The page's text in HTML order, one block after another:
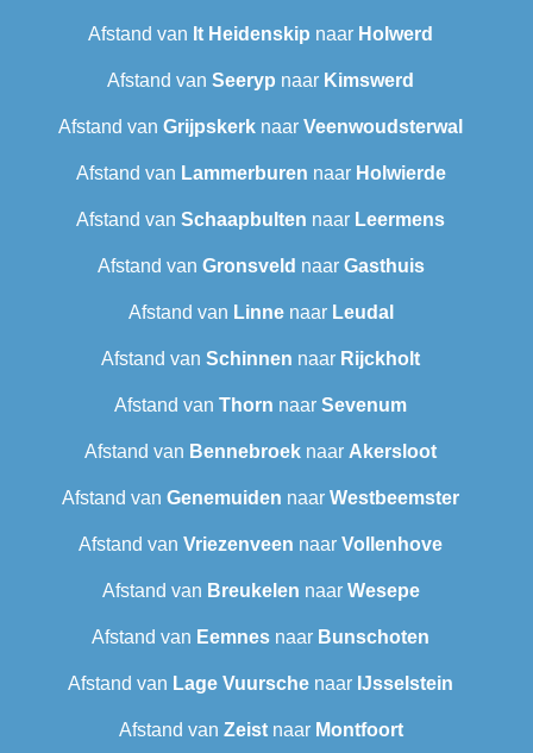
Afstand van It Heidenskip naar Holwerd
Afstand van Seeryp naar Kimswerd
Afstand van Grijpskerk naar Veenwoudsterwal
Afstand van Lammerburen naar Holwierde
Afstand van Schaapbulten naar Leermens
Afstand van Gronsveld naar Gasthuis
Afstand van Linnenaar Leudal‎
Afstand van Schinnen naar Rijckholt
Afstand van Thorn naar Sevenum
Afstand van Bennebroek naar Akersloot
Afstand van Genemuiden naar Westbeemster
Afstand van Vriezenveen naar Vollenhove
Afstand van Breukelen naar Wesepe
Afstand van Eemnes naar Bunschoten
Afstand van Lage Vuursche naar IJsselstein
Afstand van Zeistnaar Montfoort